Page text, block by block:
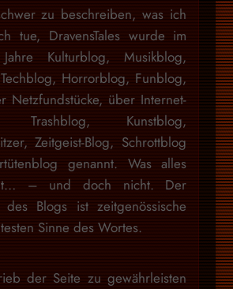
zu beschreiben, was ich
tue, DravensTales wurde im
Kulturblog, Musikblog,
Horrorblog, Funblog,
Netzfundstücke, über Internet-
Trashblog, Kunstblog,
Zeitgeist-Blog, Schrottblog
genannt. Was alles
– und doch nicht. Der
des Blogs ist zeitgenössische
Sinne des Wortes.
der Seite zu gewährleisten